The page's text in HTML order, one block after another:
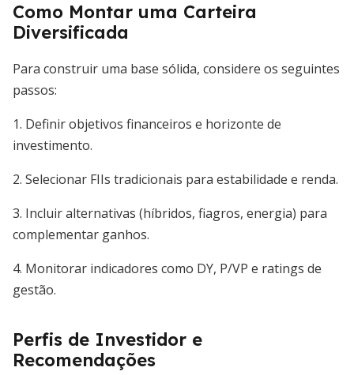
Como Montar uma Carteira
Diversificada
Para construir uma base sólida, considere os seguintes
passos:
1. Definir objetivos financeiros e horizonte de
investimento.
2. Selecionar FIIs tradicionais para estabilidade e renda.
3. Incluir alternativas (híbridos, fiagros, energia) para
complementar ganhos.
4. Monitorar indicadores como DY, P/VP e ratings de
gestão.
Perfis de Investidor e
Recomendações